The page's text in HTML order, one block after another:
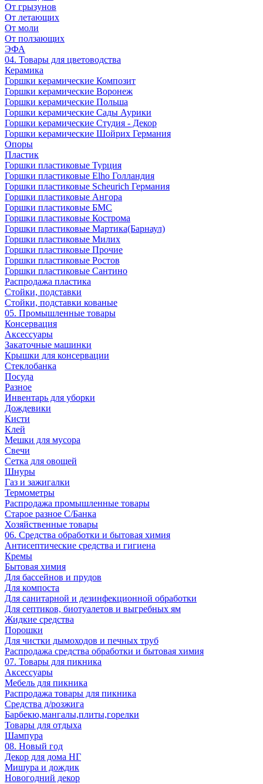
От грызунов
От летающих
От моли
От ползающих
ЭФА
04. Товары для цветоводства
Керамика
Горшки керамические Композит
Горшки керамические Воронеж
Горшки керамические Польша
Горшки керамические Сады Аурики
Горшки керамические Студия - Декор
Горшки керамические Шойрих Германия
Опоры
Пластик
Горшки пластиковые Турция
Горшки пластиковые Elho Голландия
Горшки пластиковые Scheuriсh Германия
Горшки пластиковые Ангора
Горшки пластиковые БМС
Горшки пластиковые Кострома
Горшки пластиковые Мартика(Барнаул)
Горшки пластиковые Милих
Горшки пластиковые Прочие
Горшки пластиковые Ростов
Горшки пластиковые Сантино
Распродажа пластика
Стойки, подставки
Стойки, подставки кованые
05. Промышленные товары
Консервация
Аксессуары
Закаточные машинки
Крышки для консервации
Стеклобанка
Посуда
Разное
Инвентарь для уборки
Дождевики
Кисти
Клей
Мешки для мусора
Свечи
Сетка для овощей
Шнуры
Газ и зажигалки
Термометры
Распродажа промышленные товары
Старое разное С/Банка
Хозяйственные товары
06. Средства обработки и бытовая химия
Антисептические средства и гигиена
Кремы
Бытовая химия
Для бассейнов и прудов
Для компоста
Для санитарной и дезинфекционной обработки
Для септиков, биотуалетов и выгребных ям
Жидкие средства
Порошки
Для чистки дымоходов и печных труб
Распродажа средства обработки и бытовая химия
07. Товары для пикника
Аксессуары
Мебель для пикника
Распродажа товары для пикника
Средства д/розжига
Барбекю,мангалы,плиты,горелки
Товары для отдыха
Шампура
08. Новый год
Декор для дома НГ
Мишура и дождик
Новогодний декор